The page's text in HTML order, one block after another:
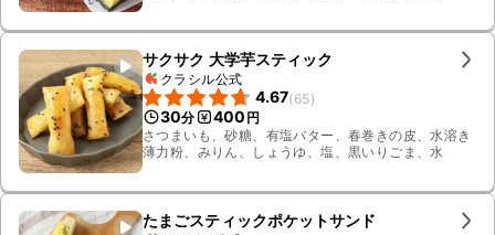
サクサク 大学芋スティック
クラシル公式
4.67(65)
30分 400 円
さつまいも、砂糖、有塩バター、春巻きの皮、水溶き
薄力粉、みりん、しょうゆ、塩、黒いりごま、水
たまごスティックポケットサンド